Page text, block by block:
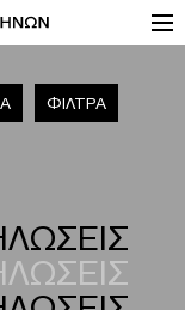
ΦΙΛΤΡΑ